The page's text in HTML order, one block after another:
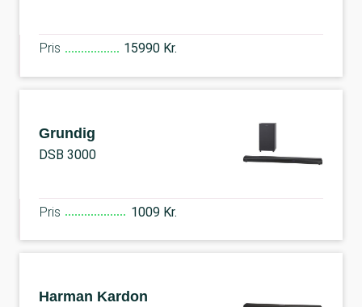
Pris 15990 Kr.
Grundig
DSB 3000
Pris 1009 Kr.
Harman Kardon